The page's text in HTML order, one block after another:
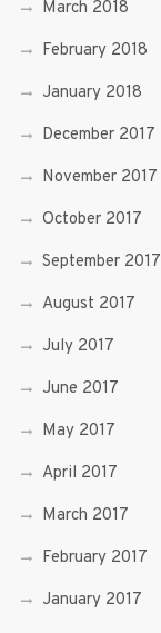
March 2018
February 2018
January 2018
December 2017
November 2017
October 2017
September 2017
August 2017
July 2017
June 2017
May 2017
April 2017
March 2017
February 2017
January 2017